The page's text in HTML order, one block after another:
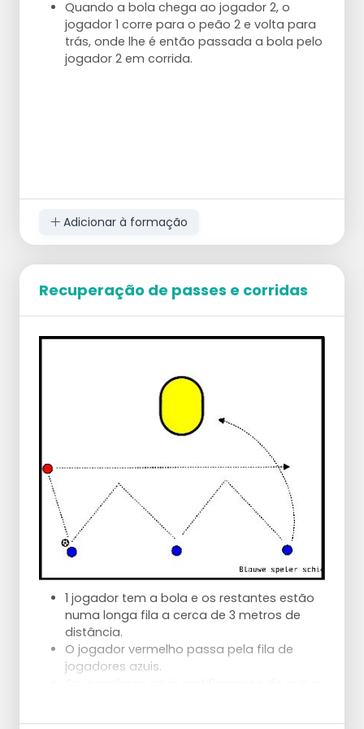
Quando a bola chega ao jogador 2, o
jogador 1 corre para o peão 2 e volta para
trás, onde lhe é então passada a bola pelo
jogador 2 em corrida.
Adicionar à formação
Recuperação de passes e corridas
1 jogador tem a bola e os restantes estão
numa longa fila a cerca de 3 metros de
distância.
O jogador vermelho passa pela fila de
jogadores azuis.